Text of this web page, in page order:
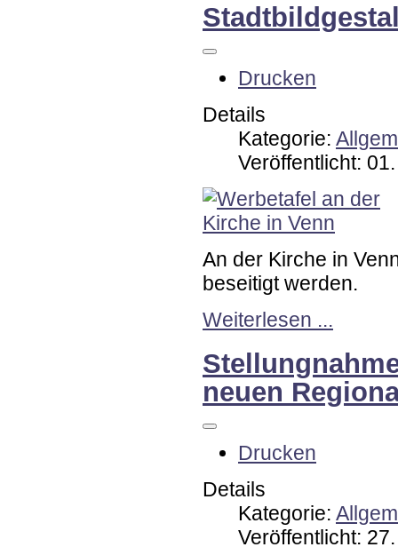
Drucken
Details
Kategorie:
Veröffentlicht:
An der Kirche in
beseitigt werden.
Weiterlesen ...
neuen
Drucken
Details
Kategorie:
Veröffentlicht: